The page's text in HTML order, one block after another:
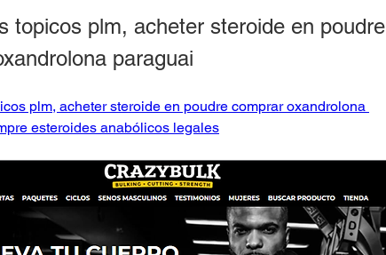
topicos plm, acheter steroide en poudre
paraguai
plm, acheter steroide en poudre comprar oxandrolona
esteroides anabólicos legales